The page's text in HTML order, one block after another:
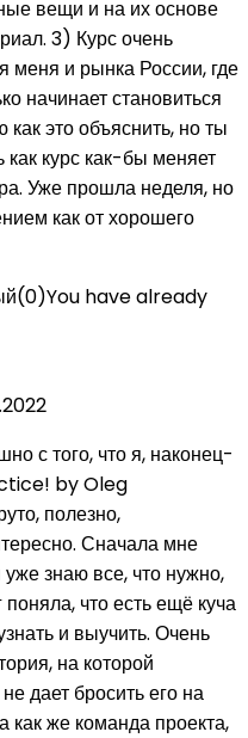
вещи и на их основе
3) Курс очень
меня и рынка России, где
начинает становиться
это объяснить, но ты
курс как-бы меняет
Уже прошла неделя, но
как от хорошего
(0)You have already
с того, что я, наконец-
by Oleg
полезно,
Сначала мне
знаю все, что нужно,
что есть ещё куча
и выучить. Очень
на которой
дает бросить его на
как же команда проекта,